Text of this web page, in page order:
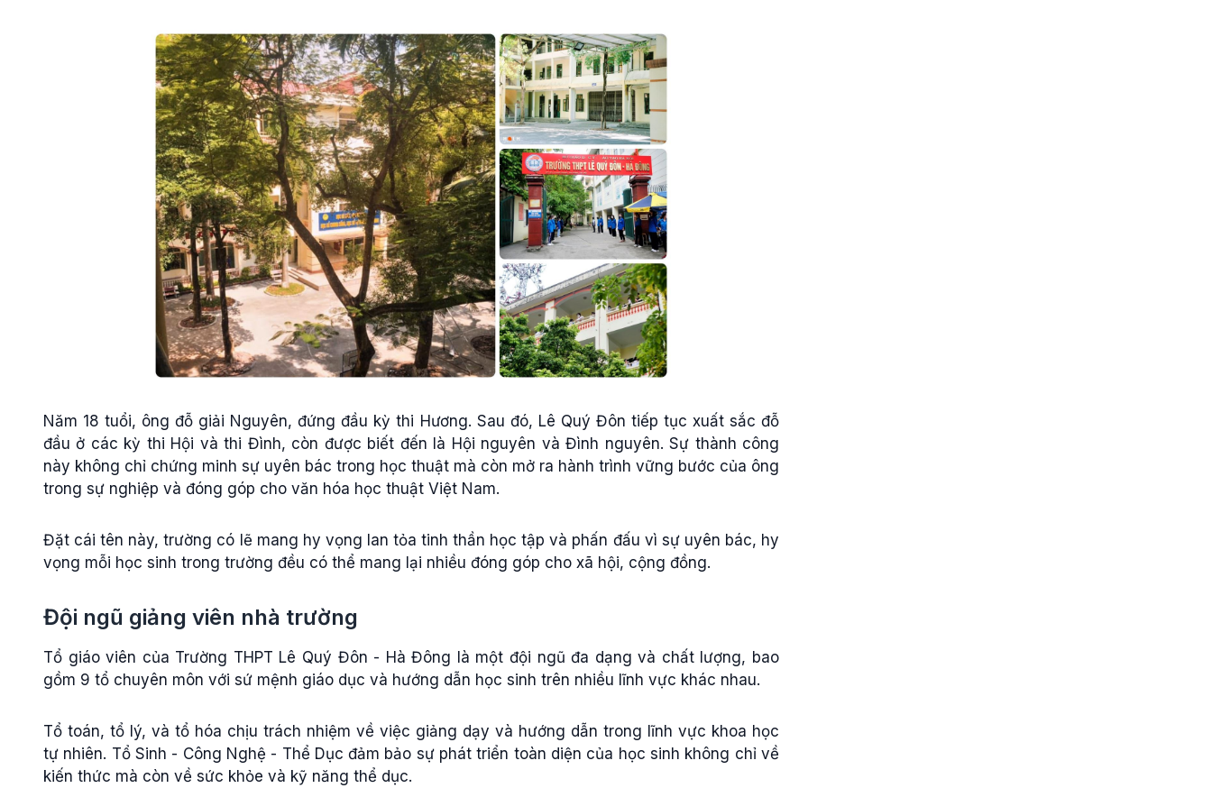
Năm 18 tuổi, ông đỗ giải Nguyên, đứng đầu kỳ thi Hương. Sau đó, Lê Quý Đôn tiếp tục xuất sắc đỗ
đầu ở các kỳ thi Hội và thi Đình, còn được biết đến là Hội nguyên và Đình nguyên. Sự thành công
này không chỉ chứng minh sự uyên bác trong học thuật mà còn mở ra hành trình vững bước của ông
trong sự nghiệp và đóng góp cho văn hóa học thuật Việt Nam.
Đặt cái tên này, trường có lẽ mang hy vọng lan tỏa tinh thần học tập và phấn đấu vì sự uyên bác, hy
vọng mỗi học sinh trong trường đều có thể mang lại nhiều đóng góp cho xã hội, cộng đồng.
Đội ngũ giảng viên nhà trường
Tổ giáo viên của Trường THPT Lê Quý Đôn - Hà Đông là một đội ngũ đa dạng và chất lượng, bao
gồm 9 tổ chuyên môn với sứ mệnh giáo dục và hướng dẫn học sinh trên nhiều lĩnh vực khác nhau.
Tổ toán, tổ lý, và tổ hóa chịu trách nhiệm về việc giảng dạy và hướng dẫn trong lĩnh vực khoa học
tự nhiên. Tổ Sinh - Công Nghệ - Thể Dục đảm bảo sự phát triển toàn diện của học sinh không chỉ về
kiến thức mà còn về sức khỏe và kỹ năng thể dục.